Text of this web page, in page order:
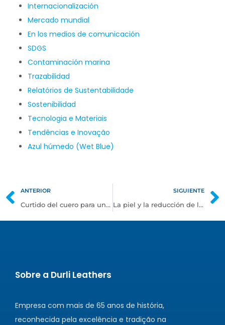
Internacionalización
Mercado mundial
En los medios de comunicación
SDGS
Contaminación marina
Trazabilidad
Relatórios de Sustentabilidade
Sostenibilidad
Tecnologia e Materiais
Tendências e Inovação
Azul húmedo (Wet Blue)
ANTERIOR
Curtido del cuero para una mayor eficacia operativa
SIGUIENTE
La piel y la reducción de la contaminación marina
Sobre a Durli Leathers
Empresa com mais de 65 anos de história,
reconhecida pela excelência e tradição na